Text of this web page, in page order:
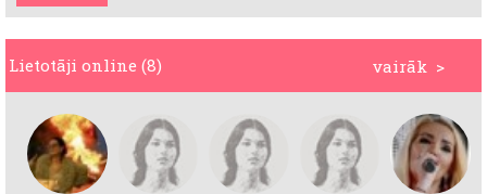
vairāk >
Lietotāji online (8)